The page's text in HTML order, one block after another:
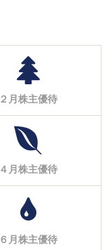
２月株主優待
４月株主優待
６月株主優待